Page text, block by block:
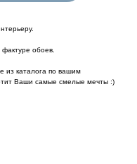
обоев.
из каталога по вашим
Ваши самые смелые мечты :)